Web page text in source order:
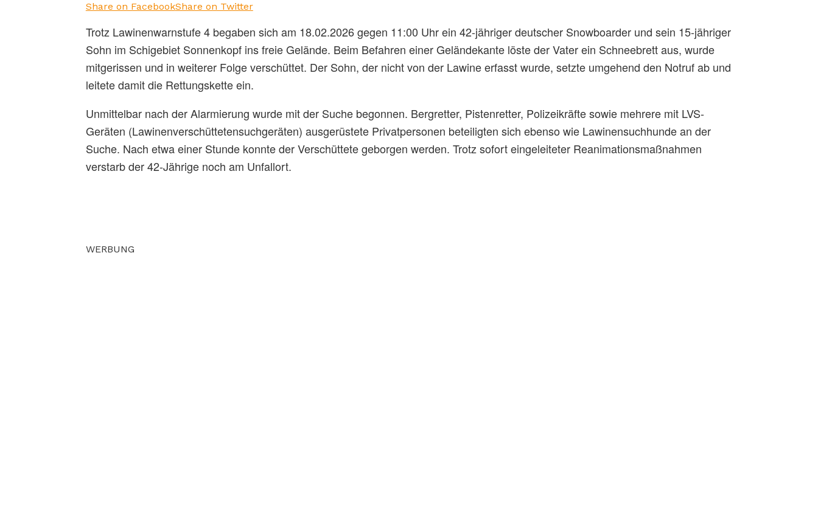
Share on FacebookShare on Twitter
Trotz Lawinenwarnstufe 4 begaben sich am 18.02.2026 gegen 11:00 Uhr ein 42-jähriger deutscher Snowboarder und sein 15-jähriger
Sohn im Schigebiet Sonnenkopf ins freie Gelände. Beim Befahren einer Geländekante löste der Vater ein Schneebrett aus, wurde
mitgerissen und in weiterer Folge verschüttet. Der Sohn, der nicht von der Lawine erfasst wurde, setzte umgehend den Notruf ab und
leitete damit die Rettungskette ein.
Unmittelbar nach der Alarmierung wurde mit der Suche begonnen. Bergretter, Pistenretter, Polizeikräfte sowie mehrere mit LVS-
Geräten (Lawinenverschüttetensuchgeräten) ausgerüstete Privatpersonen beteiligten sich ebenso wie Lawinensuchhunde an der
Suche. Nach etwa einer Stunde konnte der Verschüttete geborgen werden. Trotz sofort eingeleiteter Reanimationsmaßnahmen
verstarb der 42-Jährige noch am Unfallort.
WERBUNG